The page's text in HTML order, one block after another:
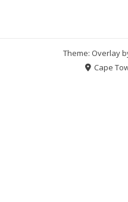
Theme: Overlay
Cape